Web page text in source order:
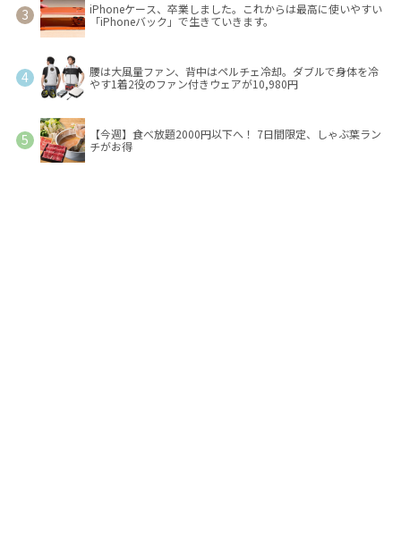
iPhoneケース、卒業しました。これからは最高に使いやすい
「iPhoneバック」で生きていきます。
腰は大風量ファン、背中はペルチェ冷却。ダブルで身体を冷
やす1着2役のファン付きウェアが10,980円
【今週】食べ放題2000円以下へ！ 7日間限定、しゃぶ葉ラン
チがお得